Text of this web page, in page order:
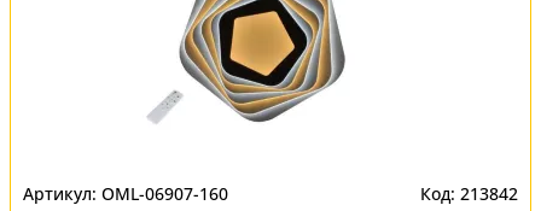
OML-06907-160 213842